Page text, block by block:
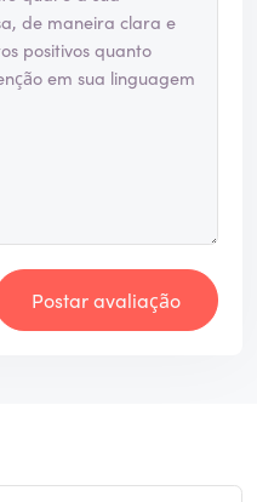
Postar avaliação